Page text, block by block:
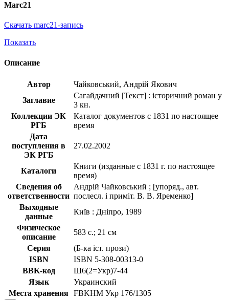
Marc21
Скачать marc21-запись
Показать
Описание
Автор
Чайковський, Андрій Якович
Заглавие
Сагайдачний [Текст] : історичний роман у
3 кн.
Коллекции ЭК
РГБ
Каталог документов с 1831 по настоящее
время
Дата
поступления в
ЭК РГБ
27.02.2002
Каталоги
Книги (изданные с 1831 г. по настоящее
время)
Сведения об
ответственности
Андрій Чайковський ; [упоряд., авт.
послесл. і приміт. В. В. Яременко]
Выходные
данные
Київ : Дніпро, 1989
Физическое
описание
583 с.; 21 см
Серия
(Б-ка іст. прози)
ISBN
ISBN 5-308-00313-0
BBK-код
Ш6(2=Укр)7-44
Язык
Украинский
Места хранения FBKHM Укр 176/1305